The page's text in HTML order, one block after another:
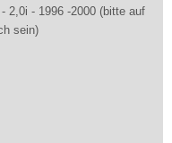
2,0i - 1996 -2000 (bitte auf
sein)